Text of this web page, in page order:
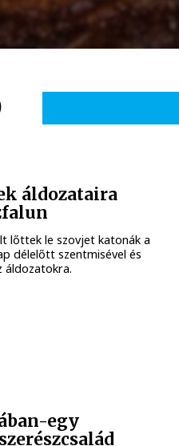
áldozataira
lőttek le szovjet katonák a
délelőtt szentmisével és
áldozatokra.
egy